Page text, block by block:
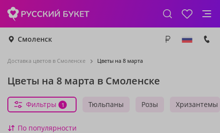
Смоленск
Доставка цветов в Смоленске Цветы на 8 марта
Цветы на 8 марта в Смоленске
Тюльпаны Розы Хризантемы
Фильтры 1
По популярности